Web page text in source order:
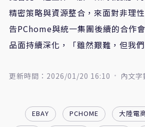
精密策略與資源整合，來面對非理
告PChome與統一集團後續的合作
品面持續深化，「雖然艱難，但我們
更新時間：2026/01/20 16:10 內文
EBAY PCHOME 大陸電